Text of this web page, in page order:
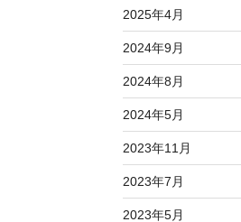
2025年4月
2024年9月
2024年8月
2024年5月
2023年11月
2023年7月
2023年5月